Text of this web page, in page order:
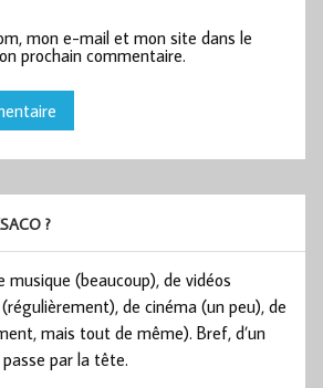
mon e-mail et mon site dans le
prochain commentaire.
?
musique (beaucoup), de vidéos
de cinéma (un peu), de
mais tout de même). Bref, d’un
passe par la tête.